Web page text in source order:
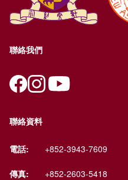
聯絡我們
聯絡資料
電話: +852-3943-7609
傳真: +852-2603-5418